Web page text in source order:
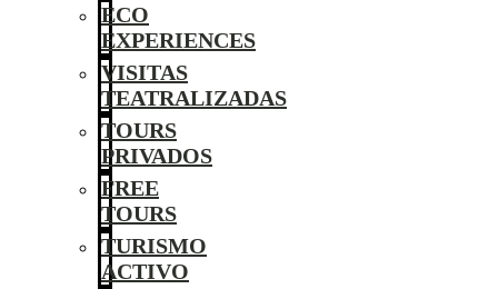
ECO
EXPERIENCES
VISITAS
TEATRALIZADAS
TOURS
PRIVADOS
FREE
TOURS
TURISMO
ACTIVO